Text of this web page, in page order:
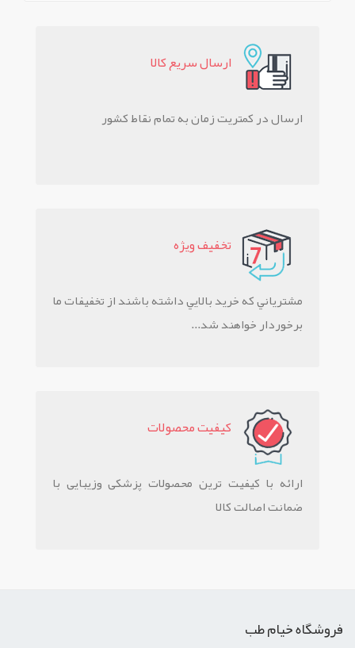
ارسال سريع کالا
ارسال در کمتریت زمان به تمام نقاط کشور
تخفيف ويژه
مشترياني که خريد بالايي داشته باشند از تخفيفات ما
برخوردار خواهند شد...
کيفيت محصولات
ارائه با کیفیت ترین محصولات پزشکی وزیبایی با
ضمانت اصالت کالا
فروشگاه خیام طب